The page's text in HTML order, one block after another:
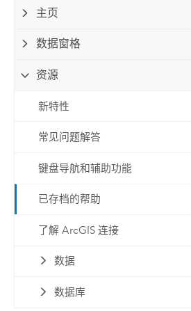
主页
数据窗格
资源
新特性
常见问题解答
键盘导航和辅助功能
已存档的帮助
了解 ArcGIS 连接
数据
数据库